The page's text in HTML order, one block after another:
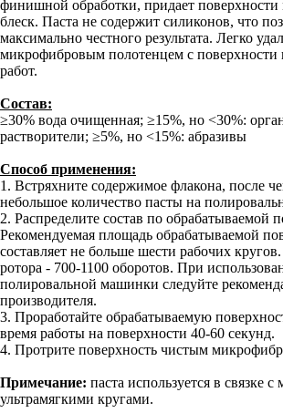
финишной обработки, придает
блеск. Паста не содержит силиконов, что
максимально честного результата. Легко
микрофибровым полотенцем с поверхности
работ.
Состав:
≥30% вода очищенная; ≥15%, но ˂30%:
растворители; ≥5%, но ˂15%: абразивы
Способ применения:
1. Встряхните содержимое флакона, после
небольшое количество пасты на
2. Распределите состав по обрабатываемой
Рекомендуемая площадь обрабатываемой
составляет не больше шести рабочих кругов.
ротора - 700-1100 оборотов. При
полировальной машинки следуйте
производителя.
3. Проработайте обрабатываемую
время работы на поверхности 40-60 секунд.
4. Протрите поверхность чистым
Примечание: паста используется в связке
ультрамягкими кругами.